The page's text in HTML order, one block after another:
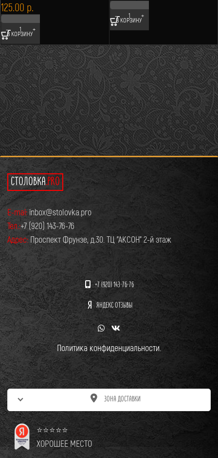
125.00 р.
В КОРЗИНУ
В КОРЗИНУ
СТОЛОВКА.PRO
E-mai: inbox@stolovka.pro
Тел.:+7 (920) 143-76-76
Адрес: Проспект Фрунзе, д.30. ТЦ "АКСОН" 2-й этаж
+7 (920) 143-76-76
ЯНДЕКС ОТЗЫВЫ
Политика конфиденциальности.
ЗОНА ДОСТАВКИ
⭐⭐⭐⭐⭐
ХОРОШЕЕ МЕСТО